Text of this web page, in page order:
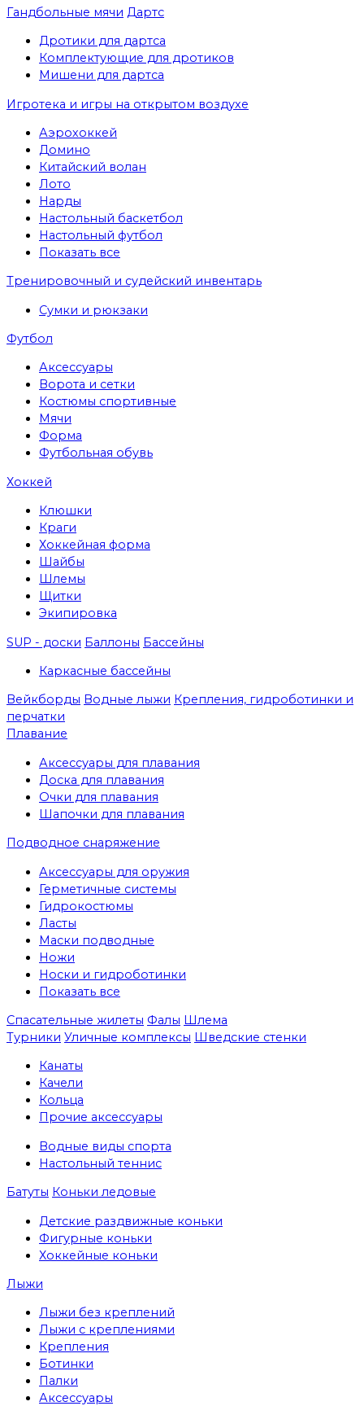
Гандбольные мячи Дартс
Дротики для дартса
Комплектующие для дротиков
Мишени для дартса
Игротека и игры на открытом воздухе
Аэрохоккей
Домино
Китайский волан
Лото
Нарды
Настольный баскетбол
Настольный футбол
Показать все
Тренировочный и судейский инвентарь
Сумки и рюкзаки
Футбол
Аксессуары
Ворота и сетки
Костюмы спортивные
Мячи
Форма
Футбольная обувь
Хоккей
Клюшки
Краги
Хоккейная форма
Шайбы
Шлемы
Щитки
Экипировка
SUP - доски Баллоны Бассейны
Каркасные бассейны
Вейкборды Водные лыжи Крепления, гидроботинки и
перчатки
Плавание
Аксессуары для плавания
Доска для плавания
Очки для плавания
Шапочки для плавания
Подводное снаряжение
Аксессуары для оружия
Герметичные системы
Гидрокостюмы
Ласты
Маски подводные
Ножи
Носки и гидроботинки
Показать все
Спасательные жилеты Фалы Шлема
Турники Уличные комплексы Шведские стенки
Канаты
Качели
Кольца
Прочие аксессуары
Водные виды спорта
Настольный теннис
Батуты Коньки ледовые
Детские раздвижные коньки
Фигурные коньки
Хоккейные коньки
Лыжи
Лыжи без креплений
Лыжи с креплениями
Крепления
Ботинки
Палки
Аксессуары